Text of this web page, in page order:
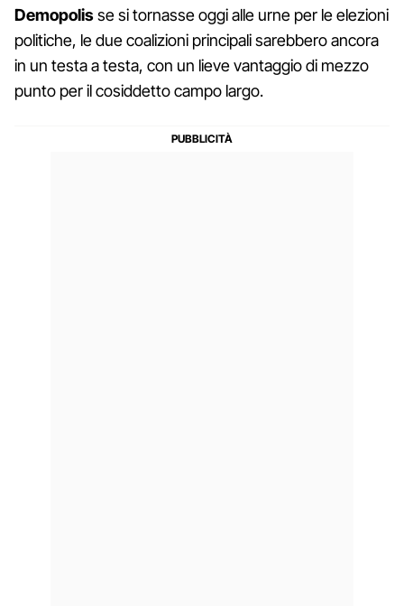
Demopolisse si tornasse oggi alle urne per le elezioni
politiche, le due coalizioni principali sarebbero ancora
in un testa a testa, con un lieve vantaggio di mezzo
punto per il cosiddetto campo largo.